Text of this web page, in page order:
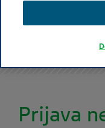
Prijava
Prijava